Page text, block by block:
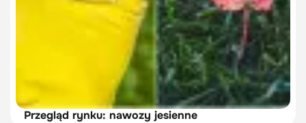
Przegląd rynku: nawozy jesienne